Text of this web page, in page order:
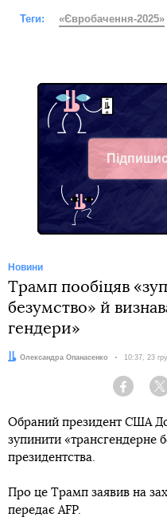
Теги: «Євробачення-2025»
Telegram
Новини
Трамп пообіцяв
безумство» й
гендери»
Автор:
Олександра Опанасенко Дата:
10:37, 23
Обраний президент США
зупинити «трансгендерне
президентства.
Про це Трамп заявив на
передає AFP.